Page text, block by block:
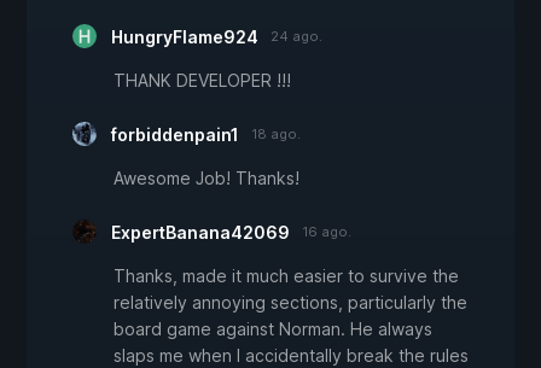
HungryFlame924 24 ago.
THANK DEVELOPER !!!
forbiddenpain1 18 ago.
Awesome Job! Thanks!
ExpertBanana42069 16 ago.
Thanks, made it much easier to survive the
relatively annoying sections, particularly the
board game against Norman. He always
slaps me when I accidentally break the rules